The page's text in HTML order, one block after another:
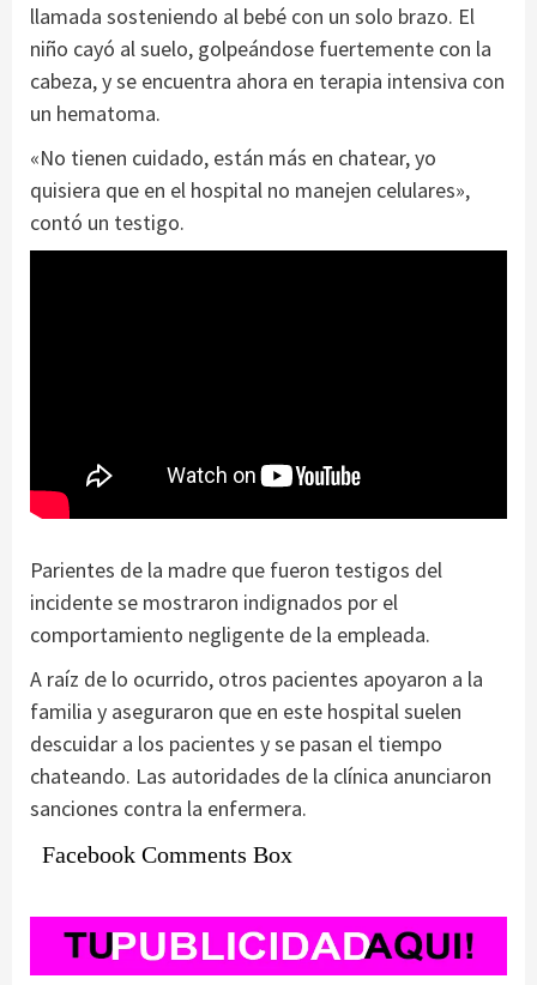
llamada sosteniendo al bebé con un solo brazo. El
niño cayó al suelo, golpeándose fuertemente con la
cabeza, y se encuentra ahora en terapia intensiva con
un hematoma.
«No tienen cuidado, están más en chatear, yo
quisiera que en el hospital no manejen celulares»,
contó un testigo.
Parientes de la madre que fueron testigos del
incidente se mostraron indignados por el
comportamiento negligente de la empleada.
A raíz de lo ocurrido, otros pacientes apoyaron a la
familia y aseguraron que en este hospital suelen
descuidar a los pacientes y se pasan el tiempo
chateando. Las autoridades de la clínica anunciaron
sanciones contra la enfermera.
Facebook Comments Box